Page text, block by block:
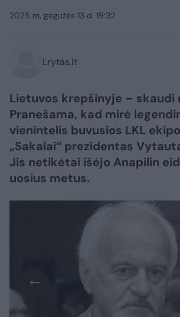
2025 m. gegužės 13 d. 19:32
Lrytas.lt
Lietuvos krepšinyje – skaudi
Pranešama, kad mirė
vienintelis buvusios LKL
„Sakalai“ prezidentas
Jis netikėtai išėjo Anapilin
uosius metus.